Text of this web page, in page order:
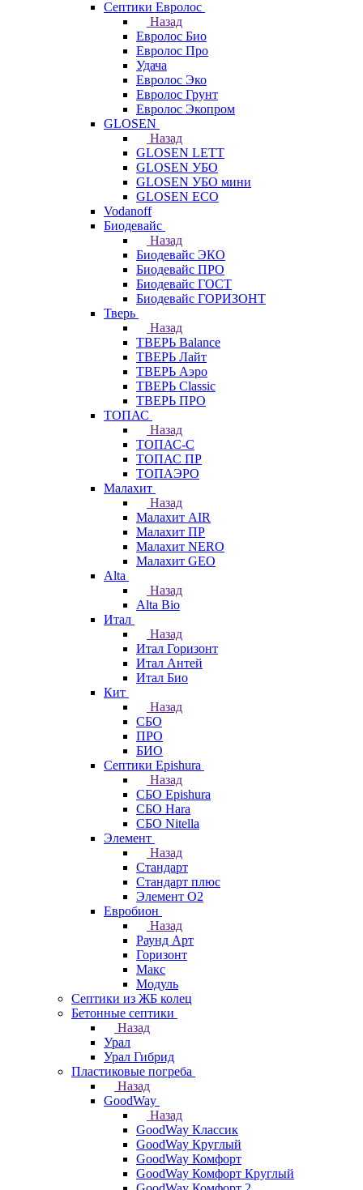
Септики Евролос
Назад
Евролос Био
Евролос Про
Удача
Евролос Эко
Евролос Грунт
Евролос Экопром
GLOSEN
Назад
GLOSEN LETT
GLOSEN УБО
GLOSEN УБО мини
GLOSEN ECO
Vodanoff
Биодевайс
Назад
Биодевайс ЭКО
Биодевайс ПРО
Биодевайс ГОСТ
Биодевайс ГОРИЗОНТ
Тверь
Назад
ТВЕРЬ Balance
ТВЕРЬ Лайт
ТВЕРЬ Аэро
ТВЕРЬ Classic
ТВЕРЬ ПРО
ТОПАС
Назад
ТОПАС-С
ТОПАС ПР
ТОПАЭРО
Малахит
Назад
Малахит AIR
Малахит ПР
Малахит NERO
Малахит GEO
Alta
Назад
Alta Bio
Итал
Назад
Итал Горизонт
Итал Антей
Итал Био
Кит
Назад
СБО
ПРО
БИО
Септики Epishura
Назад
СБО Epishura
СБО Hara
СБО Nitella
Элемент
Назад
Стандарт
Стандарт плюс
Элемент О2
Евробион
Назад
Раунд Арт
Горизонт
Макс
Модуль
Септики из ЖБ колец
Бетонные септики
Назад
Урал
Урал Гибрид
Пластиковые погреба
Назад
GoodWay
Назад
GoodWay Классик
GoodWay Круглый
GoodWay Комфорт
GoodWay Комфорт Круглый